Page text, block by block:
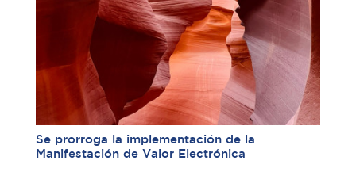
Se prorroga la implementación de la
Manifestación de Valor Electrónica